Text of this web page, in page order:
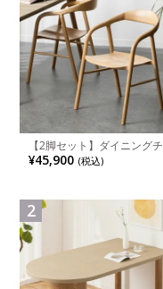
【2脚セット】ダイニングチ
ェア 木製 LUGA 肘付き チェ
ア 天然木 リビング椅子 板座
ュラル ブラウン 完成品
¥45,900 (税込)
2